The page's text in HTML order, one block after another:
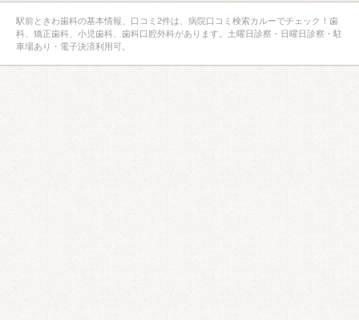
駅前ときわ歯科の基本情報、口コミ2件は、病院口コミ検索カルーでチェック！歯
科、矯正歯科、小児歯科、歯科口腔外科があります。土曜日診察・日曜日診察・駐
車場あり・電子決済利用可。